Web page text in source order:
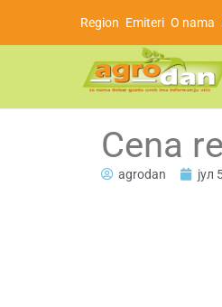
Region Emiteri O nama
Cena
agrodan јул